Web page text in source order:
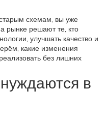
схемам, вы уже
рынке решают те, кто
улучшать качество и
какие изменения
без лишних
в